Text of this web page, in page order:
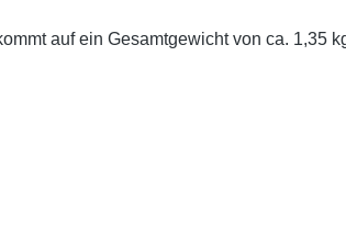
auf ein Gesamtgewicht von ca. 1,35